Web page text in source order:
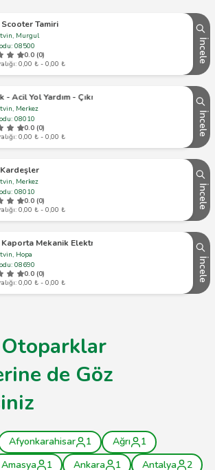
Tamiri
Murgul
08500
0.0 (0)
0,00 ₺ - 0,00 ₺
İncele
Yol Yardım - Çıkma Lastik
Merkez
08010
0.0 (0)
0,00 ₺ - 0,00 ₺
İncele
Merkez
08010
0.0 (0)
0,00 ₺ - 0,00 ₺
İncele
Mekanik Elektrik Akü Servis
Hopa
08690
0.0 (0)
0,00 ₺ - 0,00 ₺
İncele
de Göz
Afyonkarahisar 1 Ağrı
1
Amasya 1 Ankara 1 Antalya 2